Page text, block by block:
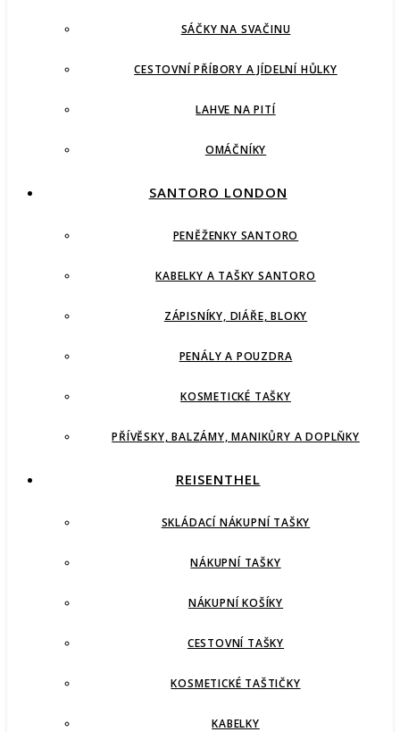
SÁČKY NA SVAČINU
CESTOVNÍ PŘÍBORY A JÍDELNÍ HŮLKY
LAHVE NA PITÍ
OMÁČNÍKY
SANTORO LONDON
PENĚŽENKY SANTORO
KABELKY A TAŠKY SANTORO
ZÁPISNÍKY, DIÁŘE, BLOKY
PENÁLY A POUZDRA
KOSMETICKÉ TAŠKY
PŘÍVĚSKY, BALZÁMY, MANIKŮRY A DOPLŇKY
REISENTHEL
SKLÁDACÍ NÁKUPNÍ TAŠKY
NÁKUPNÍ TAŠKY
NÁKUPNÍ KOŠÍKY
CESTOVNÍ TAŠKY
KOSMETICKÉ TAŠTIČKY
KABELKY